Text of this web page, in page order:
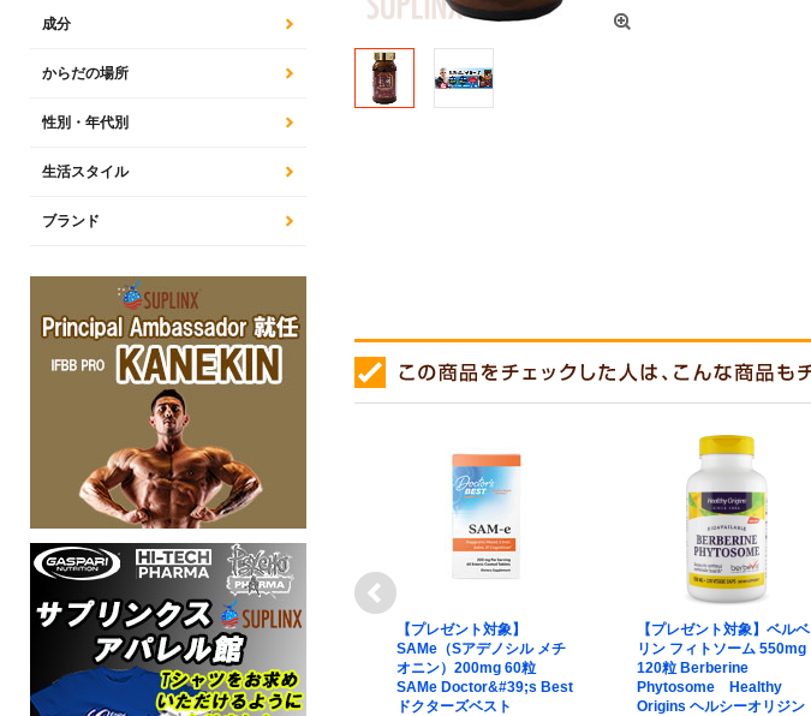
品】ファイ
Five
&amp;
トランス レスベラトロール
200mg 60粒 Trans-
Resveratrol featuring
ResVinol-25 200mg
Doctor&#39;s Best ドクタ
【プレゼント対象】
SAMe（Sアデノシル メチ
オニン）200mg 60粒
SAMe Doctor&#39;s Best
ドクターズベスト
【プレゼント対象】ベルベ
リン フィトソーム 550mg
120粒 Berberine
Phytosome Healthy
Origins ヘルシーオリジン
next
成分
からだの場所
性別・年代別
生活スタイル
ブランド